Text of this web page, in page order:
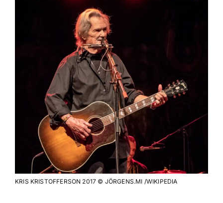
KRIS KRISTOFFERSON 2017 © JÖRGENS.MI /WIKIPEDIA